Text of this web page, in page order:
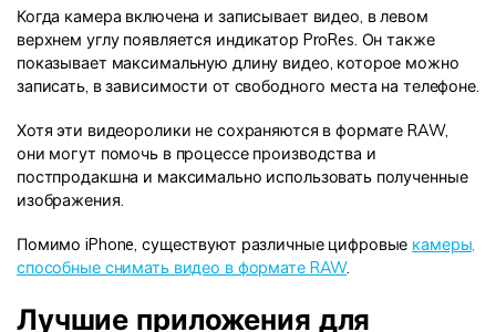
Когда камера включена и записывает видео, в левом
верхнем углу появляется индикатор ProRes. Он также
показывает максимальную длину видео, которое можно
записать, в зависимости от свободного места на телефоне.
Хотя эти видеоролики не сохраняются в формате RAW,
они могут помочь в процессе производства и
постпродакшна и максимально использовать полученные
изображения.
Помимо iPhone, существуют различные цифровые камеры,
способные снимать видео в формате RAW.
Лучшие приложения для